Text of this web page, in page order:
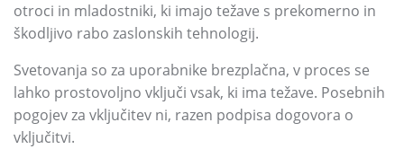
otroci in mladostniki, ki imajo težave s prekomerno in
škodljivo rabo zaslonskih tehnologij.
Svetovanja so za uporabnike brezplačna, v proces se
lahko prostovoljno vključi vsak, ki ima težave. Posebnih
pogojev za vključitev ni, razen podpisa dogovora o
vključitvi.